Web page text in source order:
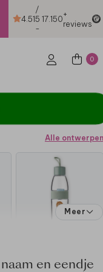
4.51
/
5
-
17.150+
reviews
0
Alle ontwerpen
Meer
en eendje